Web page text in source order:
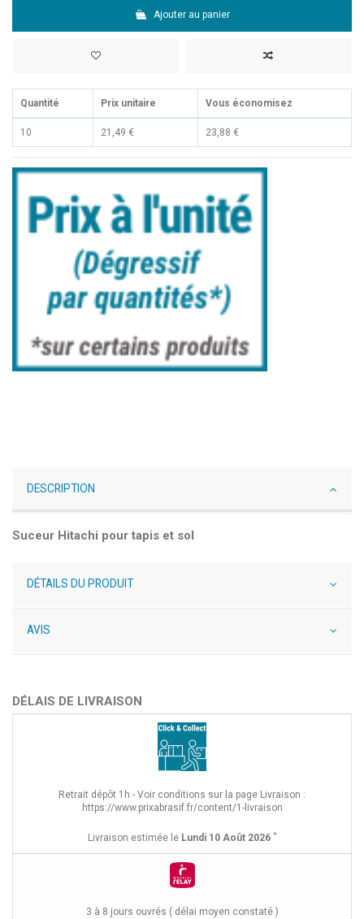
Ajouter au panier
Quantité Prix unitaire Vous économisez
10 21,49 € 23,88 €
DESCRIPTION
Suceur Hitachi pour tapis et sol
DÉTAILS DU PRODUIT
AVIS
DÉLAIS DE LIVRAISON
Retrait dépôt 1h - Voir conditions sur la page Livraison :
https://www.prixabrasif.fr/content/1-livraison
Livraison estimée le Lundi 10 Août 2026 *
3 à 8 jours ouvrés ( délai moyen constaté )